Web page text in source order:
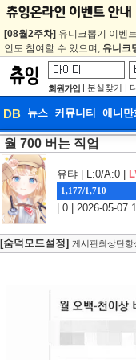
[08월2주차] 유니크뽑기 이벤
인도 참여할 수 있으며, 유니크
회원가입 | 분실찾기 |
DB 뉴스 커뮤니티 애니만
DB
웹툰 이
월 700 버는 직업
유탸 | L:0/A:0 |
1,177/1,710
| 0 | 2026-05-07
[숨덕모드설정] 게시판최상단항